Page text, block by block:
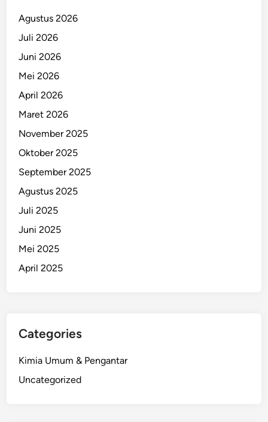
Agustus 2026
Juli 2026
Juni 2026
Mei 2026
April 2026
Maret 2026
November 2025
Oktober 2025
September 2025
Agustus 2025
Juli 2025
Juni 2025
Mei 2025
April 2025
Categories
Kimia Umum & Pengantar
Uncategorized